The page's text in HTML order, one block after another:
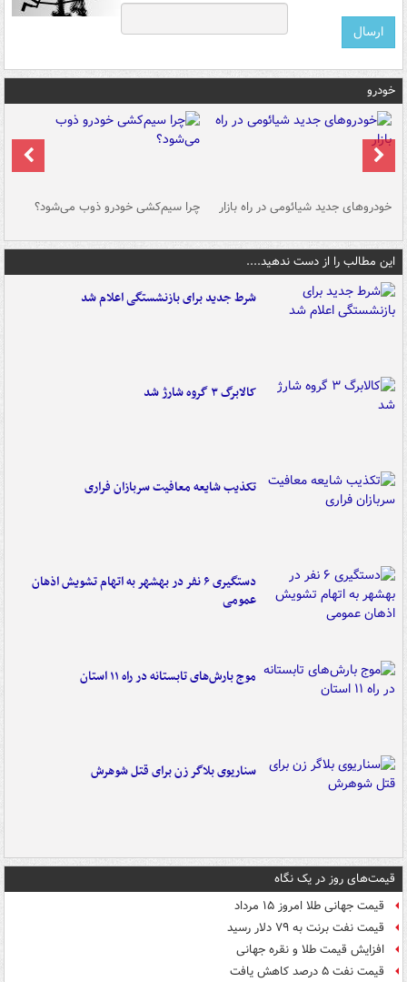
خودرو
خودروهای جدید شیائومی در راه بازار چرا سیم‌کشی خودرو ذوب می‌شود؟
این مطالب را از دست ندهید....
شرط جدید برای بازنشستگی اعلام شد
کالابرگ ۳ گروه شارژ شد
تکذیب شایعه معافیت سربازان فراری
دستگیری ۶ نفر در بهشهر به اتهام تشویش اذهان
عمومی
موج بارش‌های تابستانه در راه ۱۱ استان
سناریوی بلاگر زن برای قتل شوهرش
قیمت‌های روز در یک نگاه
قیمت جهانی طلا امروز ۱۵ مرداد
قیمت نفت برنت به ۷۹ دلار رسید
افزایش قیمت طلا و نقره جهانی
قیمت نفت ۵ درصد کاهش یافت